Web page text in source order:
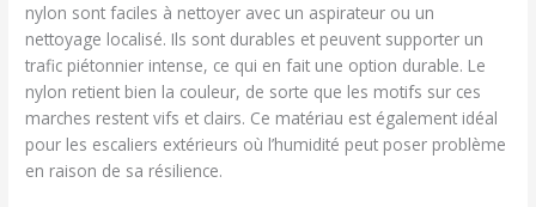
nylon sont faciles à nettoyer avec un aspirateur ou un
nettoyage localisé. Ils sont durables et peuvent supporter un
trafic piétonnier intense, ce qui en fait une option durable. Le
nylon retient bien la couleur, de sorte que les motifs sur ces
marches restent vifs et clairs. Ce matériau est également idéal
pour les escaliers extérieurs où l’humidité peut poser problème
en raison de sa résilience.